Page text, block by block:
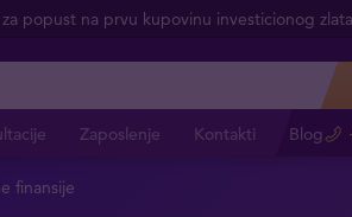
za popust na prvu kupovinu investicionog zlata
Zaposlenje Kontakti Blog
finansije